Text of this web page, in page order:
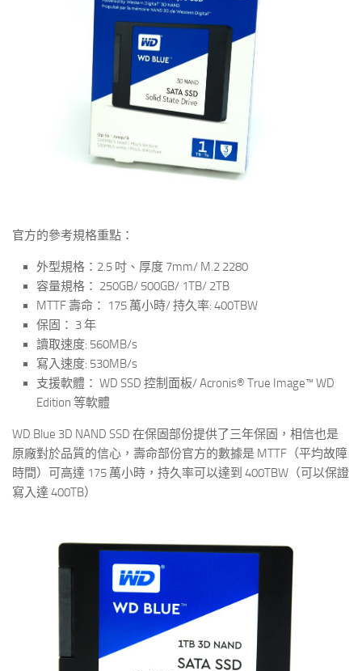
官方的參考規格重點：
外型規格：2.5 吋、厚度 7mm/ M.2 2280
容量規格： 250GB/ 500GB/ 1TB/ 2TB
MTTF 壽命： 175 萬小時/ 持久率: 400TBW
保固： 3 年
讀取速度: 560MB/s
寫入速度: 530MB/s
支援軟體： WD SSD 控制面板/ Acronis® True Image™ WD
Edition 等軟體
WD Blue 3D NAND SSD 在保固部份提供了三年保固，相信也是
原廠對於品質的信心，壽命部份官方的數據是 MTTF（平均故障
時間）可高達 175 萬小時，持久率可以達到 400TBW（可以保證
寫入達 400TB）